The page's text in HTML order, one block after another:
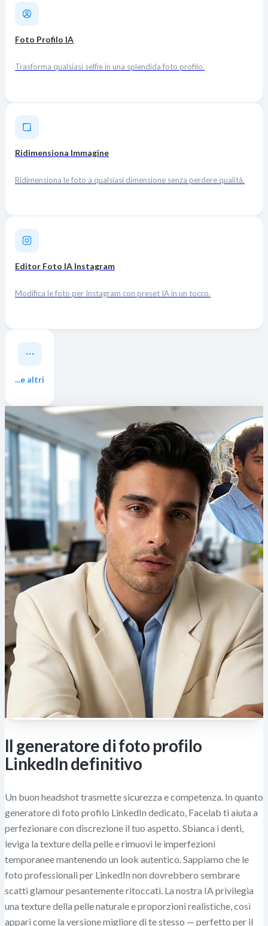
Foto Profilo IA
Trasforma qualsiasi selfie in una splendida foto profilo.
Ridimensiona Immagine
Ridimensiona le foto a qualsiasi dimensione senza perdere qualità.
Editor Foto IA Instagram
Modifica le foto per Instagram con preset IA in un tocco.
...e altri
Il generatore di foto profilo
LinkedIn definitivo
Un buon headshot trasmette sicurezza e competenza. In quanto
generatore di foto profilo LinkedIn dedicato, Facelab ti aiuta a
perfezionare con discrezione il tuo aspetto. Sbianca i denti,
leviga la texture della pelle e rimuovi le imperfezioni
temporanee mantenendo un look autentico. Sappiamo che le
foto professionali per LinkedIn non dovrebbero sembrare
scatti glamour pesantemente ritoccati. La nostra IA privilegia
una texture della pelle naturale e proporzioni realistiche, così
appari come la versione migliore di te stesso — perfetto per il